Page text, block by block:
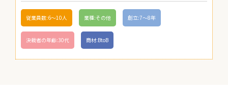
従業員数:6～10人 業種:その他 創立:7〜8年
決裁者の年齢:30代 商材:BtoB